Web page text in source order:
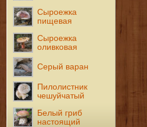
Сыроежка
пищевая
Сыроежка
оливковая
Серый варан
Пилолистник
чешуйчатый
Белый гриб
настоящий